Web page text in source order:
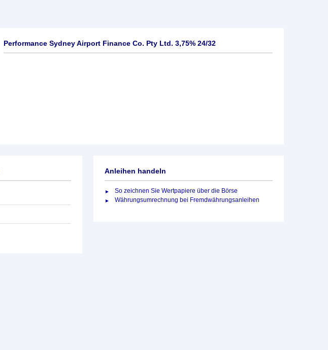
Performance Sydney Airport Finance Co. Pty Ltd. 3,75% 24/32
Anleihen handeln
So zeichnen Sie Wertpapiere über die Börse
Währungsumrechnung bei Fremdwährungsanleihen